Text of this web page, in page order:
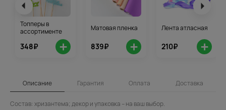
Топперы в
ассортименте
348₽ +
Матовая пленка
839₽ +
Лента атласная
210₽ +
Описание Гарантия Оплата Доставка
Состав: хризантема; декор и упаковка – на ваш выбор.